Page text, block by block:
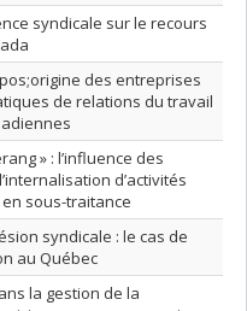
syndicale sur le recours
des entreprises
de relations du travail
» : l’influence des
d’activités
sous-traitance
syndicale : le cas de
au Québec
la gestion de la